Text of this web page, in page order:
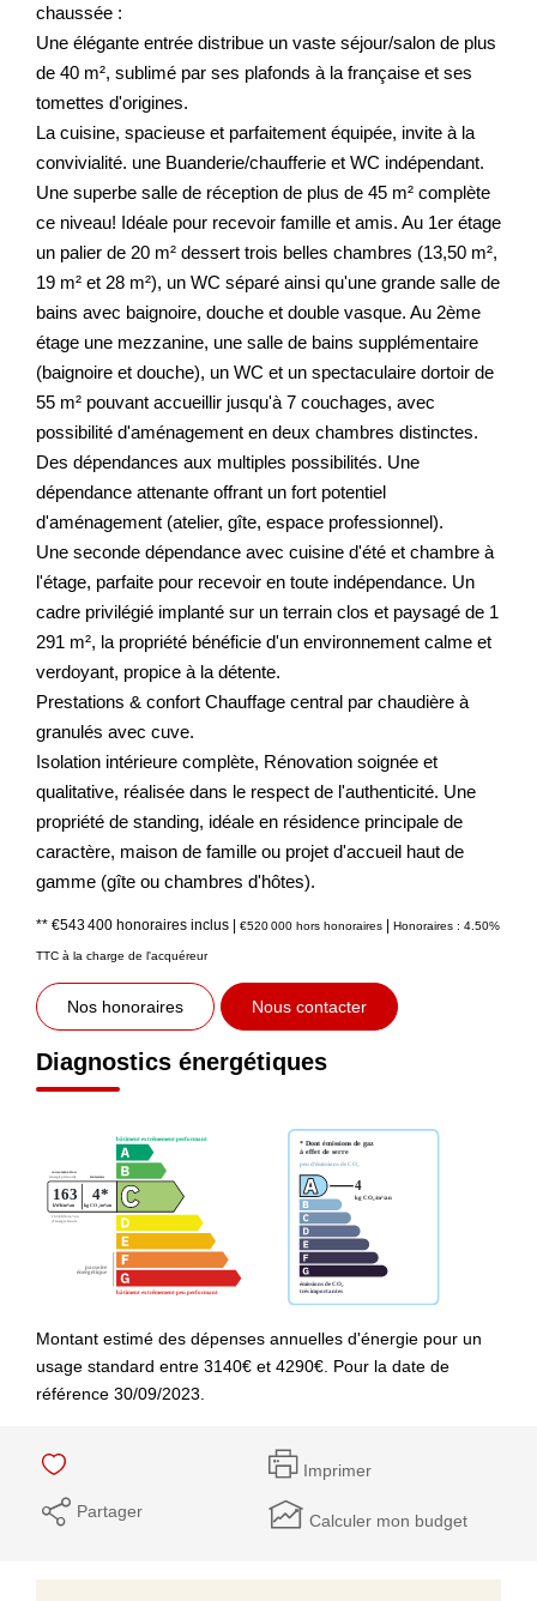
chaussée :
Une élégante entrée distribue un vaste séjour/salon de plus
de 40 m², sublimé par ses plafonds à la française et ses
tomettes d'origines.
La cuisine, spacieuse et parfaitement équipée, invite à la
convivialité. une Buanderie/chaufferie et WC indépendant.
Une superbe salle de réception de plus de 45 m² complète
ce niveau! Idéale pour recevoir famille et amis. Au 1er étage
un palier de 20 m² dessert trois belles chambres (13,50 m²,
19 m² et 28 m²), un WC séparé ainsi qu'une grande salle de
bains avec baignoire, douche et double vasque. Au 2ème
étage une mezzanine, une salle de bains supplémentaire
(baignoire et douche), un WC et un spectaculaire dortoir de
55 m² pouvant accueillir jusqu'à 7 couchages, avec
possibilité d'aménagement en deux chambres distinctes.
Des dépendances aux multiples possibilités. Une
dépendance attenante offrant un fort potentiel
d'aménagement (atelier, gîte, espace professionnel).
Une seconde dépendance avec cuisine d'été et chambre à
l'étage, parfaite pour recevoir en toute indépendance. Un
cadre privilégié implanté sur un terrain clos et paysagé de 1
291 m², la propriété bénéficie d'un environnement calme et
verdoyant, propice à la détente.
Prestations & confort Chauffage central par chaudière à
granulés avec cuve.
Isolation intérieure complète, Rénovation soignée et
qualitative, réalisée dans le respect de l'authenticité. Une
propriété de standing, idéale en résidence principale de
caractère, maison de famille ou projet d'accueil haut de
gamme (gîte ou chambres d'hôtes).
** €543 400 honoraires inclus | €520 000 hors honoraires | Honoraires : 4.50%
TTC à la charge de l'acquéreur
Nos honoraires Nous contacter
Diagnostics énergétiques
Montant estimé des dépenses annuelles d'énergie pour un
usage standard entre 3140€ et 4290€. Pour la date de
référence 30/09/2023.
Imprimer
Partager Calculer mon budget